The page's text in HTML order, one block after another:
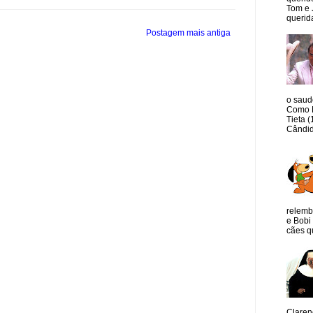
Postagem mais antiga
Tom e
o
Como
Tieta
e Bobi
cães